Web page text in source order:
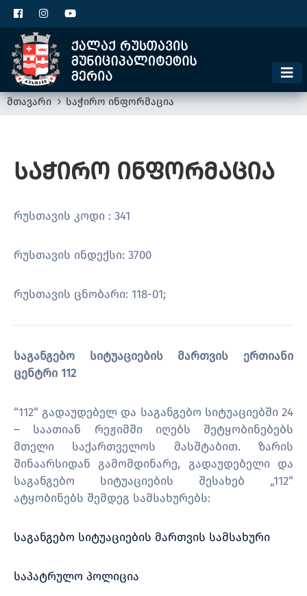
მთავარი საჭირო ინფორმაცია
საჭირო ინფორმაცია
რუსთავის კოდი : 341
რუსთავის ინდექსი: 3700
რუსთავის ცნობარი: 118-01;
საგანგებო სიტუაციების მართვის ერთიანი
ცენტრი 112
“112“ გადაუდებელ და საგანგებო სიტუაციებში 24
– საათიან რეჟიმში იღებს შეტყობინებებს
მთელი საქართველოს მასშტაბით. ზარის
შინაარსიდან გამომდინარე, გადაუდებელი და
საგანგებო სიტუაციების შესახებ „112“
ატყობინებს შემდეგ სამსახურებს:
საგანგებო სიტუაციების მართვის სამსახური
საპატრულო პოლიცია